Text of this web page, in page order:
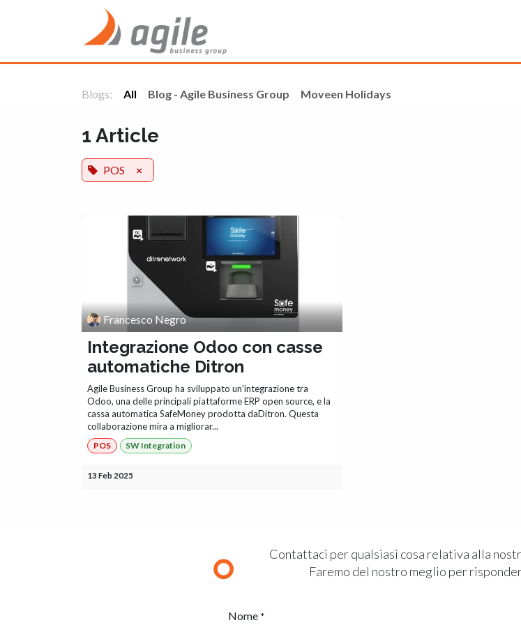
Blogs: All Blog - Agile Business Group Moveen Holidays
1 Article
POS ×
Francesco Negro
Integrazione Odoo con casse
automatiche Ditron
Agile Business Group ha sviluppato un'integrazione tra
Odoo, una delle principali piattaforme ERP open source, e la
cassa automatica SafeMoney prodotta daDitron. Questa
collaborazione mira a migliorar...
POS SW Integration
13 Feb 2025
Contattaci per qualsiasi cosa relativa alla
Faremo del nostro meglio per
Nome *